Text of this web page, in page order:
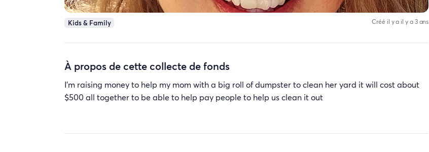
Kids & Family Créé il y a il y a 3 ans
À propos de cette collecte de fonds
I'm raising money to help my mom with a big roll of dumpster to clean her yard it will cost about
$500 all together to be able to help pay people to help us clean it out